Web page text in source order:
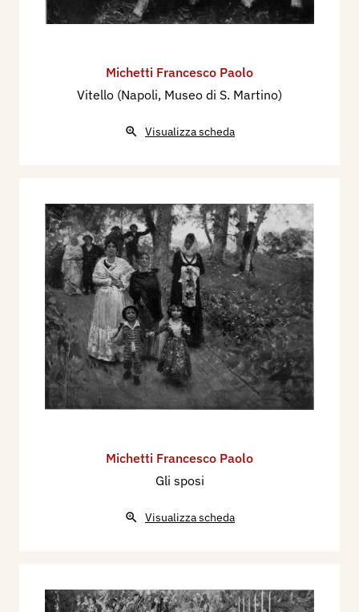
Michetti Francesco Paolo
Vitello (Napoli, Museo di S. Martino)
Visualizza scheda
Michetti Francesco Paolo
Gli sposi
Visualizza scheda